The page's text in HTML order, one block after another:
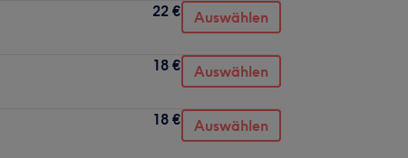
22 € Auswählen
18 € Auswählen
18 € Auswählen